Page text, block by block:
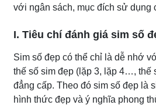
với ngân sách, mục đích sử dụng
I. Tiêu chí đánh giá sim số
Sim số đẹp có thể chỉ là dễ nhớ
thế số sim đẹp (lặp 3, lặp 4…, thế
đẳng cấp. Theo đó sim số đẹp là
hình thức đẹp và ý nghĩa phong